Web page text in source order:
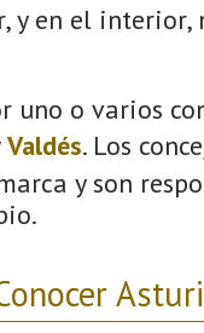
y en el interior,
o varios
Valdés. Los
y son